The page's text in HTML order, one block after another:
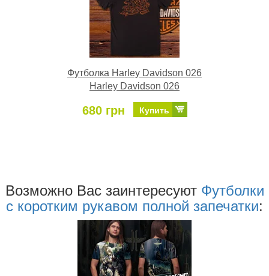
Футболка Harley Davidson 026
Harley Davidson 026
680 грн Купить
Возможно Ваc заинтересуют Футболки
с коротким рукавом полной запечатки: